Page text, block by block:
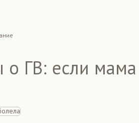
ГВ: если мама